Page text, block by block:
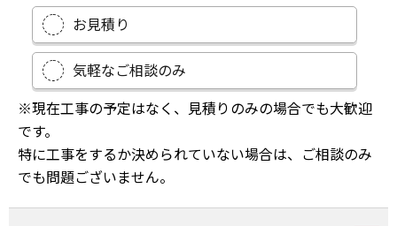
今回はどちらをご希望ですか？
お見積り
※現在工事の予定はなく、見積りのみの場合でも大歓迎
特に工事をするか決められていない場合は、ご相談のみ